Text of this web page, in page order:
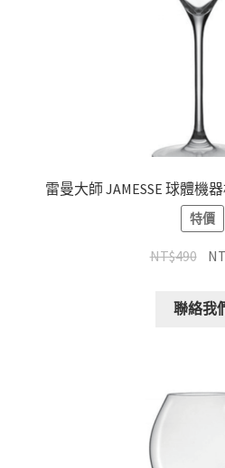
雷曼大師 JAMESSE 球體機
特價
NT$490
聯絡我